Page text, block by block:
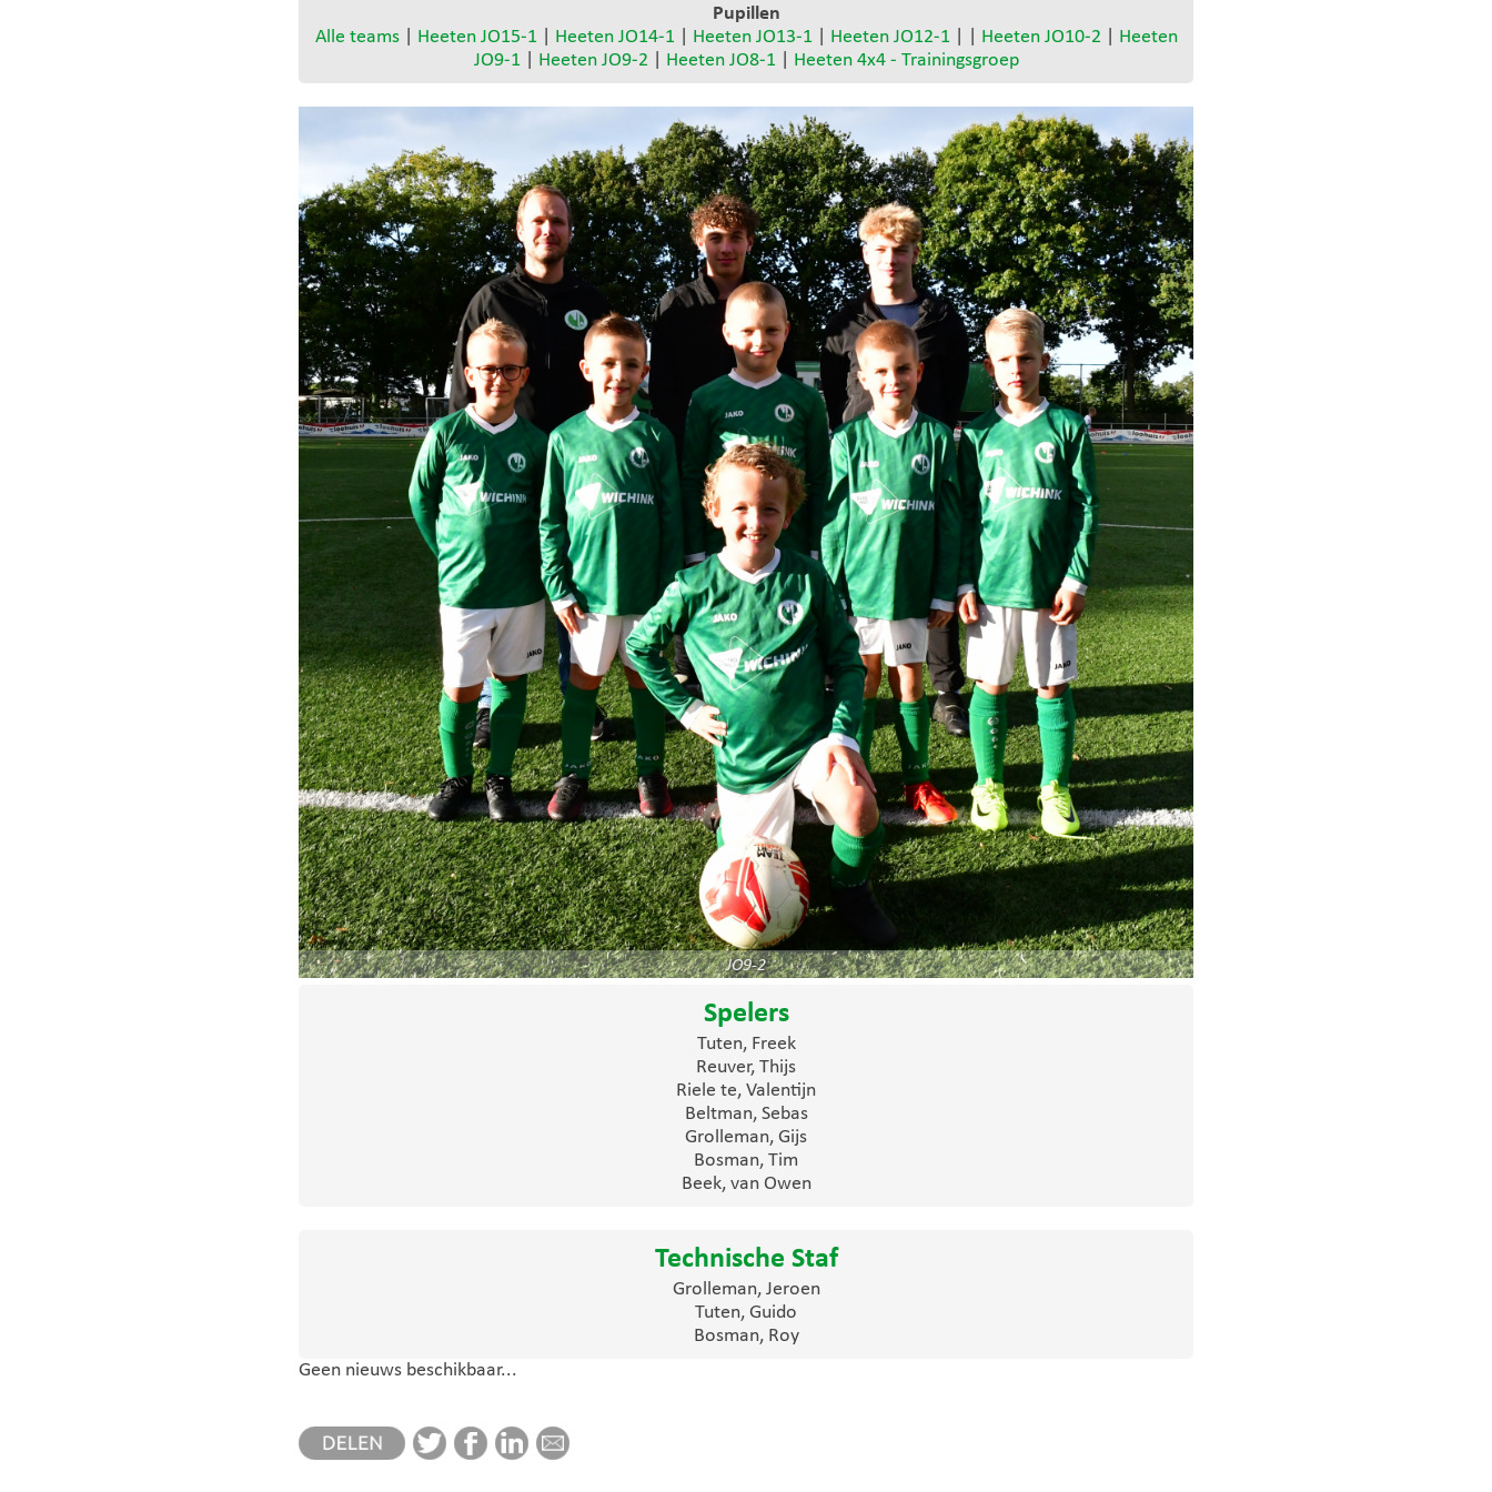
Pupillen
Alle teams| Heeten JO15-1| Heeten JO14-1| Heeten JO13-1| Heeten JO12-1| | Heeten JO10-2
Heeten
JO9-1| Heeten JO9-2 Heeten JO8-1| Heeten 4x4 - Trainingsgroep
JO9-2
Spelers
Tuten, Freek
Reuver, Thijs
Riele te, Valentijn
Beltman, Sebas
Grolleman, Gijs
Bosman, Tim
Beek, van Owen
Technische Staf
Grolleman, Jeroen
Tuten, Guido
Bosman, Roy
Geen nieuws beschikbaar...